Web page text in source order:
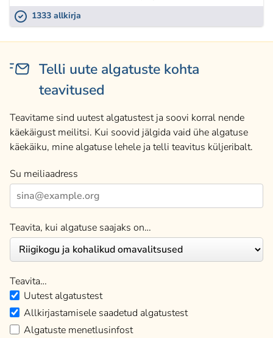
1333 allkirja
Telli uute algatuste kohta
teavitused
Teavitame sind uutest algatustest ja soovi korral nende
käekäigust meilitsi. Kui soovid jälgida vaid ühe algatuse
käekäiku, mine algatuse lehele ja telli teavitus küljeribalt.
Su meiliaadress
Teavita, kui algatuse saajaks on…
Teavita…
Uutest algatustest
Allkirjastamisele saadetud algatustest
Algatuste menetlusinfost